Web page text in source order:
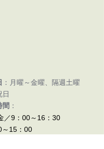
：月曜～金曜、隔週土曜
日
間 ：
／9：00～16：30
～15：00​